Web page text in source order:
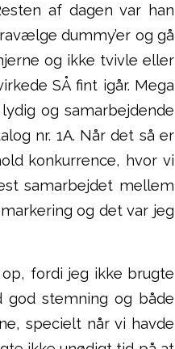
af dagen var han
dummy’er og gå
og ikke tvivle eller
SÅ fint igår. Mega
og samarbejdende
nr. 1A. Når det så er
konkurrence, hvor vi
samarbejdet mellem
og det var jeg
fordi jeg ikke brugte
god stemning og både
specielt når vi havde